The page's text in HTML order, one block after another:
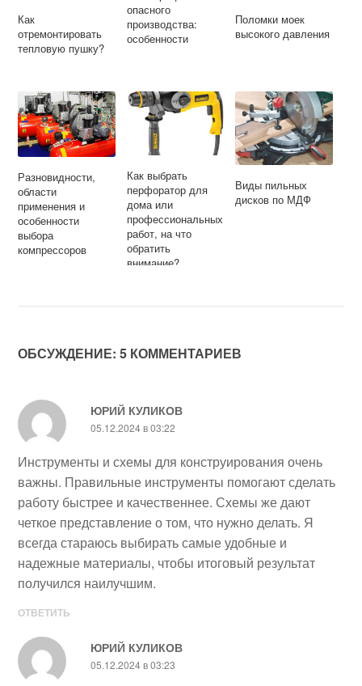
Как
отремонтировать
тепловую пушку?
опасного
производства:
особенности
Поломки моек
высокого давления
Разновидности,
области
применения и
особенности
выбора
компрессоров
Как выбрать
перфоратор для
дома или
профессиональных
работ, на что
обратить
внимание?
Виды пильных
дисков по МДФ
ОБСУЖДЕНИЕ: 5 КОММЕНТАРИЕВ
ЮРИЙ КУЛИКОВ
05.12.2024 в 03:22
Инструменты и схемы для конструирования очень
важны. Правильные инструменты помогают сделать
работу быстрее и качественнее. Схемы же дают
четкое представление о том, что нужно делать. Я
всегда стараюсь выбирать самые удобные и
надежные материалы, чтобы итоговый результат
получился наилучшим.
ОТВЕТИТЬ
ЮРИЙ КУЛИКОВ
05.12.2024 в 03:23